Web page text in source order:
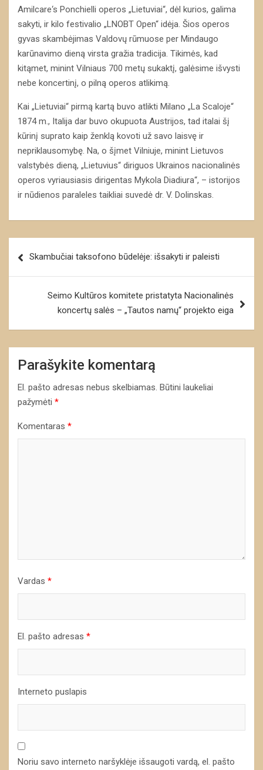
Amilcare‘s Ponchielli operos „Lietuviai“, dėl kurios, galima
sakyti, ir kilo festivalio „LNOBT Open“ idėja. Šios operos
gyvas skambėjimas Valdovų rūmuose per Mindaugo
karūnavimo dieną virsta gražia tradicija. Tikimės, kad
kitąmet, minint Vilniaus 700 metų sukaktį, galėsime išvysti
nebe koncertinį, o pilną operos atlikimą.
Kai „Lietuviai“ pirmą kartą buvo atlikti Milano „La Scaloje“
1874 m., Italija dar buvo okupuota Austrijos, tad italai šį
kūrinį suprato kaip ženklą kovoti už savo laisvę ir
nepriklausomybę. Na, o šįmet Vilniuje, minint Lietuvos
valstybės dieną, „Lietuvius“ diriguos Ukrainos nacionalinės
operos vyriausiasis dirigentas Mykola Diadiura“, – istorijos
ir nūdienos paraleles taikliai suvedė dr. V. Dolinskas.
tarpSkambučiai taksofono būdelėje: išsakyti ir paleisti
Seimo Kultūros komitete pristatyta Nacionalinės
koncertų salės – „Tautos namų“ projekto eiga
Parašykite komentarą
El. pašto adresas nebus skelbiamas. Būtini laukeliai
pažymėti *
Komentaras *
Vardas *
El. pašto adresas *
Interneto puslapis
Noriu savo interneto naršyklėje išsaugoti vardą, el. pašto